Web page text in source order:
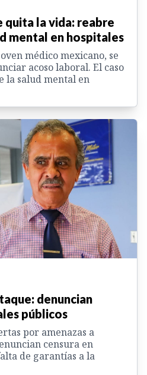
quita la vida: reabre
mental en hospitales
médico mexicano, se
acoso laboral. El caso
la salud mental en
denuncian
públicos
por amenazas a
censura en
de garantías a la